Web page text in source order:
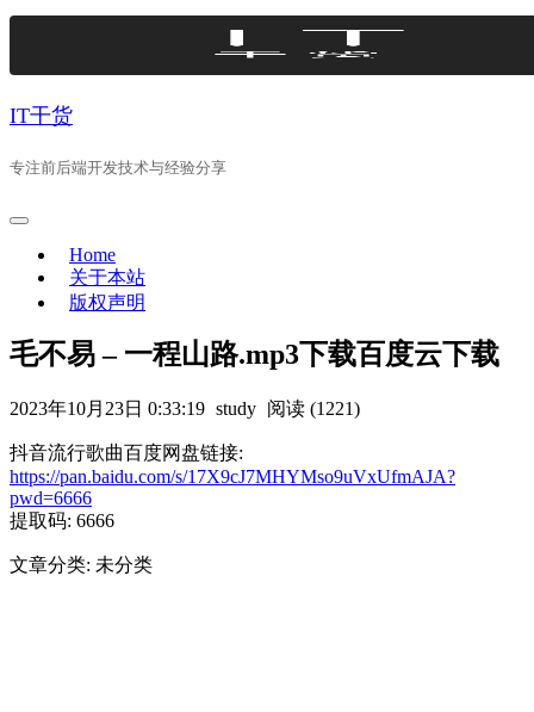
Skip
IT干货
专注前后端开发技术与经验分享
Home
关于本站
版权声明
毛不易 – 一程山路.mp3下载百度云下载
2023年10月23日 0:33:19 study 阅读 (1221)
抖音流行歌曲百度网盘链接:
https://pan.baidu.com/s/17X9cJ7MHYMso9uVxUfmAJA?
pwd=6666
提取码: 6666
文章分类: 未分类